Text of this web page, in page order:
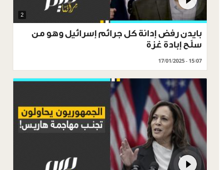
2
بايدن رفض إدانة كل جرائم إسرائيل وهو من
سلّح إبادة غزة
17/01/2025 - 15:07